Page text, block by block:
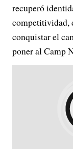
recuperó
competitividad,
conquistar el
poner al Camp